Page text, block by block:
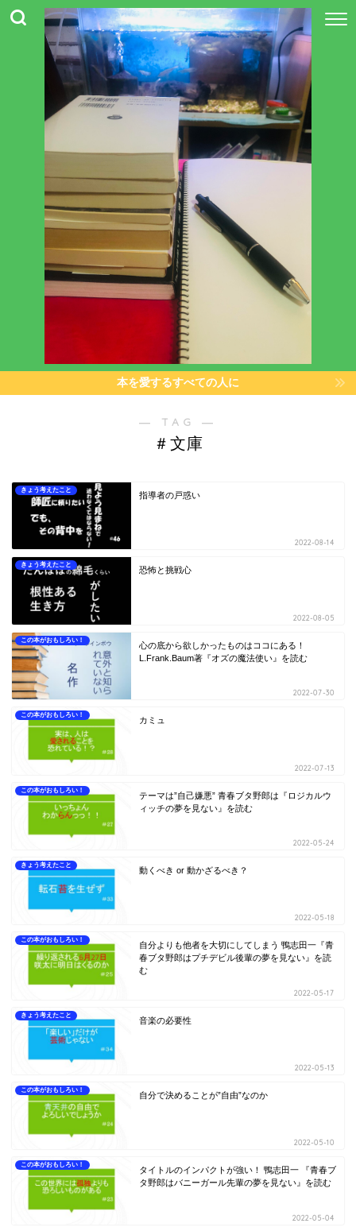
本を愛するすべての人に
― TAG ―
＃文庫
きょう考えたこと
指導者の戸惑い
2022-08-14
きょう考えたこと
恐怖と挑戦心
2022-08-05
この本がおもしろい！
心の底から欲しかったものはココにある！
L.Frank.Baum著『オズの魔法使い』を読む
2022-07-30
この本がおもしろい！
カミュ
2022-07-13
この本がおもしろい！
テーマは”自己嫌悪” 青春ブタ野郎は『ロジカルウ
ィッチの夢を見ない』を読む
2022-05-24
きょう考えたこと
動くべき or 動かざるべき？
2022-05-18
この本がおもしろい！
自分よりも他者を大切にしてしまう 鴨志田一『青
春ブタ野郎はプチデビル後輩の夢を見ない』を読
む
2022-05-17
きょう考えたこと
音楽の必要性
2022-05-13
この本がおもしろい！
自分で決めることが”自由”なのか
2022-05-10
この本がおもしろい！
タイトルのインパクトが強い！ 鴨志田一 『青春ブ
タ野郎はバニーガール先輩の夢を見ない』を読む
2022-05-04